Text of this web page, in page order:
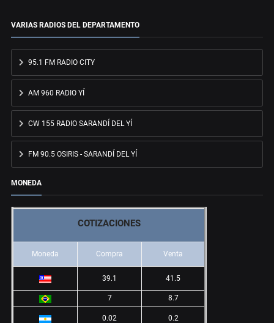
VARIAS RADIOS DEL DEPARTAMENTO
95.1 FM RADIO CITY
AM 960 RADIO YÍ
CW 155 RADIO SARANDÍ DEL YÍ
FM 90.5 OSIRIS - SARANDÍ DEL YÍ
MONEDA
COTIZACIONES
Moneda Compra Venta
39.1 41.5
7 8.7
0.02 0.2